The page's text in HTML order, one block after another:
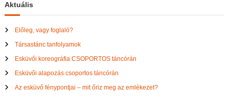
Aktuális
Előleg, vagy foglaló?
Társastánc tanfolyamok
Esküvői koreográfia CSOPORTOS táncórán
Esküvői alapozás csoportos táncórán
Az esküvő fénypontjai – mit őriz meg az emlékezet?